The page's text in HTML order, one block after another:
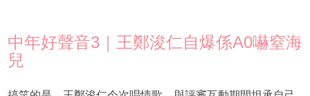
中年好聲音3｜王鄭浚仁自爆係A0嚇窒海
兒